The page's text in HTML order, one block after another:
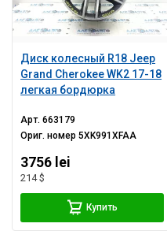
Диск колесный R18 Jeep
Grand Cherokee WK2 17-18
легкая бордюрка
Арт.663179
Ориг. номер5XK991XFAA
3756 lei
214 $
Купить